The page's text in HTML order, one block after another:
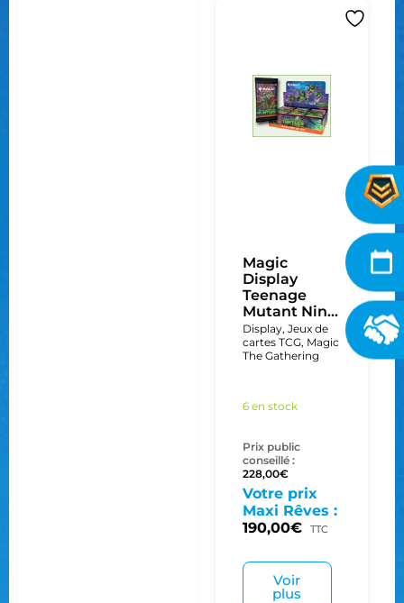
Magic
Display
Teenage
Mutant Nin...
Display, Jeux de
cartes TCG, Magic
The Gathering
6 en stock
Prix public
conseillé :
228,00€
Votre prix
Maxi Rêves :
190,00€ TTC
Voir
plus